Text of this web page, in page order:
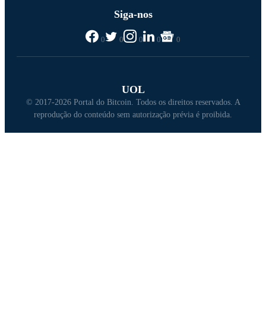
Siga-nos
0 0 0 0 0
UOL
© 2017-2026 Portal do Bitcoin. Todos os direitos reservados. A
reprodução do conteúdo sem autorização prévia é proibida.